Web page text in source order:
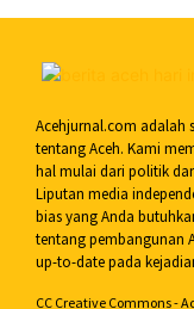
Acehjurnal.com adalah
tentang Aceh. Kami
hal mulai dari politik
Liputan media
bias yang Anda
tentang pembangunan
up-to-date pada
CC Creative Commons -